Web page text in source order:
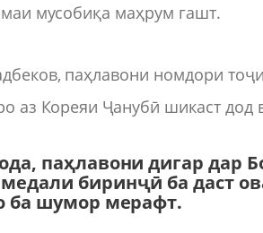
мусобиқа маҳрум гашт.
паҳлавони номдори
аз Кореяи Ҷанубӣ шикаст дод
паҳлавони дигар дар
биринҷӣ ба даст
ба шумор мерафт.